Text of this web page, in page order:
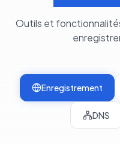
Outils et
Enregistrement
DNS